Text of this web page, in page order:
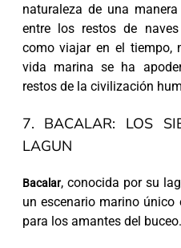
naturaleza de una
entre los restos de
como viajar en el tiempo,
vida marina se ha
restos de la civilización
7. BACALAR: LOS
LAGUN
Bacalar, conocida por su
un escenario marino
para los amantes del buceo.